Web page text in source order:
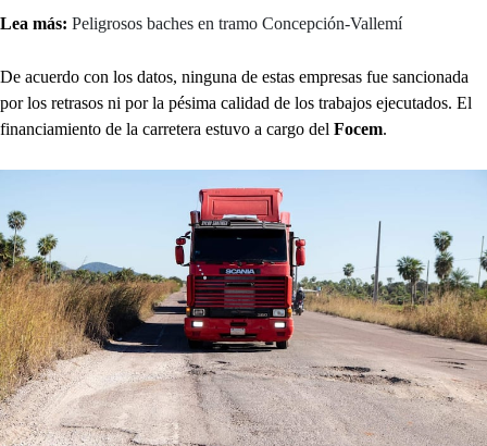
Lea más: Peligrosos baches en tramo Concepción-Vallemí
De acuerdo con los datos, ninguna de estas empresas fue sancionada
por los retrasos ni por la pésima calidad de los trabajos ejecutados. El
financiamiento de la carretera estuvo a cargo del Focem.